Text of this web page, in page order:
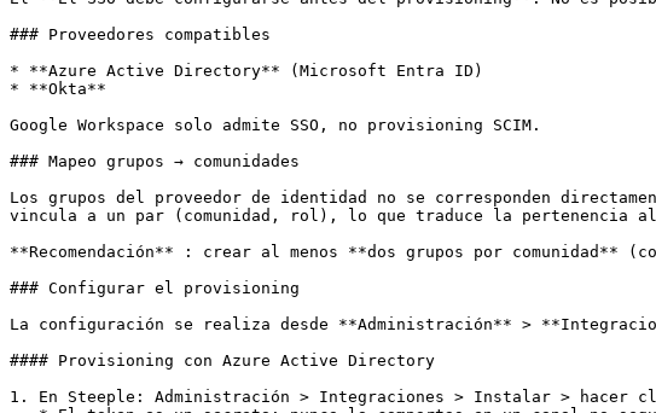
### Proveedores compatibles
* **Azure Active Directory** (Microsoft Entra ID)
* **Okta**
Google Workspace solo admite SSO, no provisioning SCIM.
### Mapeo grupos → comunidades
Los grupos del proveedor de identidad no se corresponden
vincula a un par (comunidad, rol), lo que traduce la pertenencia
**Recomendación** : crear al menos **dos grupos por comunidad**
### Configurar el provisioning
La configuración se realiza desde **Administración** >
#### Provisioning con Azure Active Directory
1. En Steeple: Administración > Integraciones > Instalar > hacer